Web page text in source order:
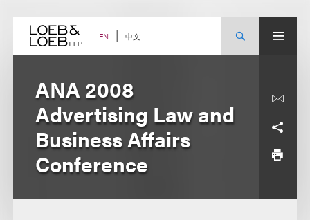
content EN 中文
ANA 2008
Advertising Law and
Business Affairs
Conference